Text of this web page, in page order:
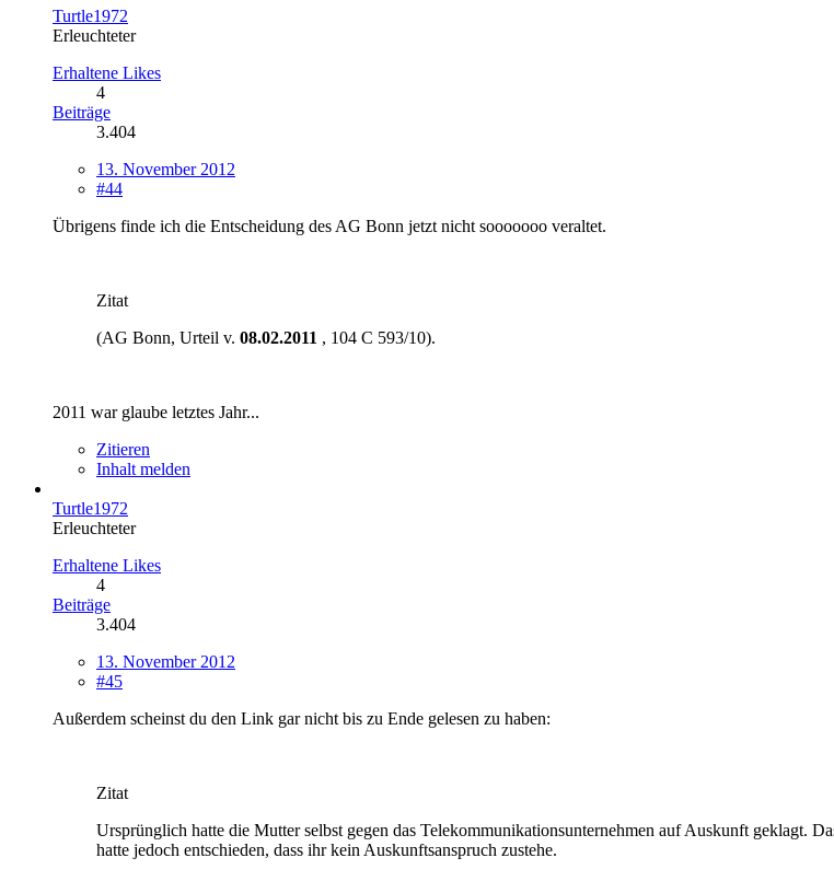
Turtle1972
Erleuchteter
Erhaltene Likes
4
Beiträge
3.404
13. November 2012
#44
Übrigens finde ich die Entscheidung des AG Bonn jetzt nicht sooooooo veraltet.
Zitat
(AG Bonn, Urteil v. 08.02.2011 , 104 C 593/10).
2011 war glaube letztes Jahr...
Zitieren
Inhalt melden
Turtle1972
Erleuchteter
Erhaltene Likes
4
Beiträge
3.404
13. November 2012
#45
Außerdem scheinst du den Link gar nicht bis zu Ende gelesen zu haben:
Zitat
Ursprünglich hatte die Mutter selbst gegen das Telekommunikationsunternehmen auf Auskunft geklagt.
hatte jedoch entschieden, dass ihr kein Auskunftsanspruch zustehe.